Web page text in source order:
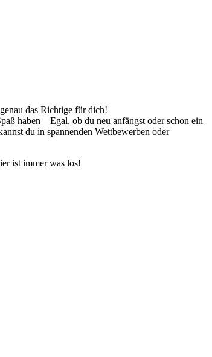
das Richtige für dich!
haben – Egal, ob du neu anfängst oder schon ein
du in spannenden Wettbewerben oder
ist immer was los!